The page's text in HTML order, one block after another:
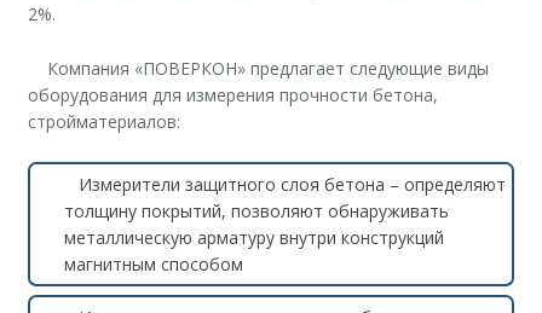
2%.
Компания «ПОВЕРКОН» предлагает следующие виды
оборудования для измерения прочности бетона,
стройматериалов:
Измерители защитного слоя бетона – определяют
толщину покрытий, позволяют обнаруживать
металлическую арматуру внутри конструкций
магнитным способом